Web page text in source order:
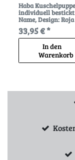
Haba
individuell
Name, Design: Roja
33,95 € *
In den
Warenkorb